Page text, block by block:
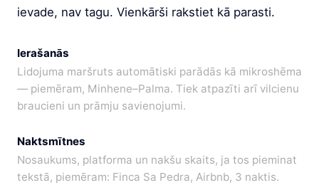
ievade, nav tagu. Vienkārši rakstiet kā parasti.
Ierašanās
Lidojuma maršruts automātiski parādās kā mikroshēma
— piemēram, Minhene–Palma. Tiek atpazīti arī vilcienu
braucieni un prāmju savienojumi.
Naktsmītnes
Nosaukums, platforma un nakšu skaits, ja tos pieminat
tekstā, piemēram: Finca Sa Pedra, Airbnb, 3 naktis.